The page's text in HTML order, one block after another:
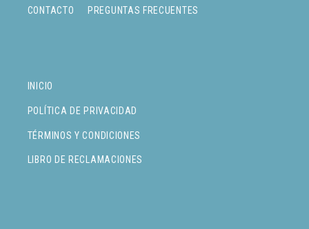
INICIO
POLÍTICA DE PRIVACIDAD
TÉRMINOS Y CONDICIONES
LIBRO DE RECLAMACIONES
CONTACTO PREGUNTAS FRECUENTES